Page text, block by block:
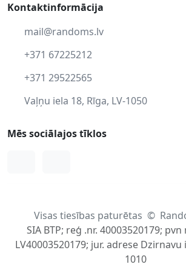
Kontaktinformācija
mail@randoms.lv
+371 67225212
+371 29522565
Vaļņu iela 18, Rīga, LV-1050
Mēs sociālajos tīklos
Visas tiesības paturētas ©
SIA BTP; reģ .nr. 40003520179;
LV40003520179; jur. adrese Dzirnavu
1010